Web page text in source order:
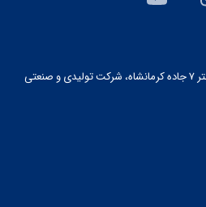
همدان، شهرستان تویسرکان، کیلومتر ۷ جاده کرمانشاه، شرکت تولیدی و صنعتی